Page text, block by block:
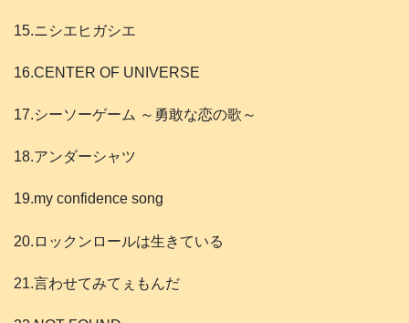
15.ニシエヒガシエ
16.CENTER OF UNIVERSE
17.シーソーゲーム ～勇敢な恋の歌～
18.アンダーシャツ
19.my confidence song
20.ロックンロールは生きている
21.言わせてみてぇもんだ